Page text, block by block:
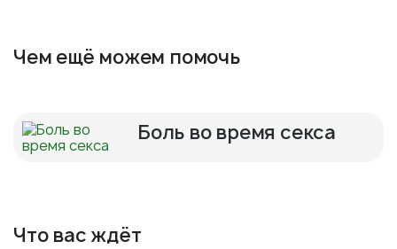
Чем ещё можем помочь
Боль во время секса
Что вас ждёт